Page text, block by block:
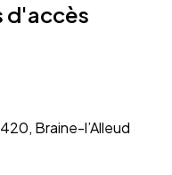
d'accès
Braine-l’Alleud